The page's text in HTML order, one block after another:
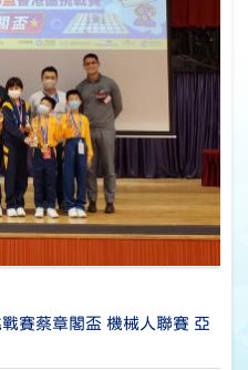
賽蔡章閣盃 機械人聯賽 亞